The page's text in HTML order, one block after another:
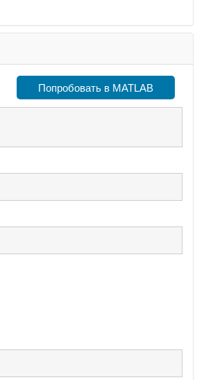
Попробовать в MATLAB